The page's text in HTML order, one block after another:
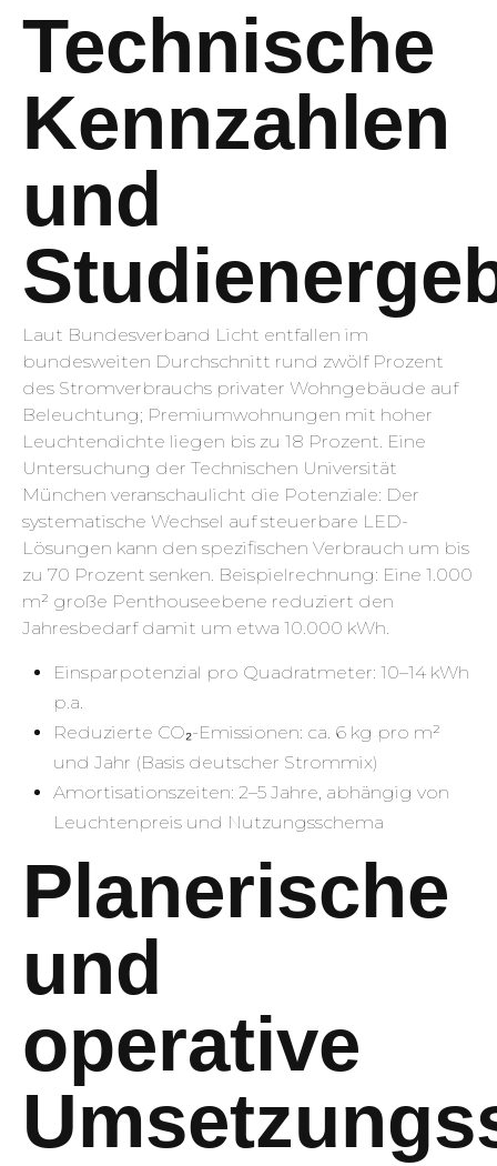
Technische
Kennzahlen
und
Laut Bundesverband Licht entfallen im
bundesweiten Durchschnitt rund zwölf Prozent
des Stromverbrauchs privater Wohngebäude auf
Beleuchtung; Premiumwohnungen mit hoher
Leuchtendichte liegen bis zu 18 Prozent. Eine
Untersuchung der Technischen Universität
München veranschaulicht die Potenziale: Der
systematische Wechsel auf steuerbare LED-
Lösungen kann den spezifischen Verbrauch um bis
zu 70 Prozent senken. Beispielrechnung: Eine 1.000
m² große Penthouseebene reduziert den
Jahresbedarf damit um etwa 10.000 kWh.
Einsparpotenzial pro Quadratmeter: 10–14 kWh
p.a.
Reduzierte CO₂-Emissionen: ca. 6 kg pro m²
und Jahr (Basis deutscher Strommix)
Amortisationszeiten: 2–5 Jahre, abhängig von
Leuchtenpreis und Nutzungsschema
Planerische
und
operative